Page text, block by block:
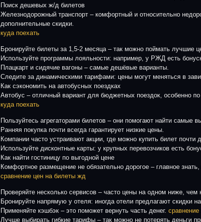
Поиск дешевых ж/д билетов
Железнодорожный транспорт – комфортный и относительно
дополнительные скидки.
куда поехать
Бронируйте билеты за 1,5-2 месяца – так можно поймать лучшие
Используйте программы лояльности: например, у РЖД есть
Плацкарт и сидячие вагоны – самые дешёвые варианты.
Следите за динамическими тарифами: цены могут меняться в
Как сэкономить на автобусных поездках
Автобус – отличный вариант для бюджетных поездок, особенно
куда поехать
Пользуйтесь агрегаторами билетов – они помогают найти самые
Ранняя покупка почти всегда гарантирует низкие цены.
Компании часто устраивают акции, где можно купить билет почти
Используйте дисконтные карты: у крупных перевозчиков есть
Как найти гостиницу по выгодной цене
Комфортное размещение не обязательно дорогое – главное
сравнение цен на билеты жд
Проверяйте несколько сервисов – часто цены на одном ниже, чем
Бронируйте напрямую у отеля: иногда отели предлагают скидки
Применяйте кэшбэк – это поможет вернуть часть денег.
Лучше выбирать гибкие тарифы – так можно не потерять деньги